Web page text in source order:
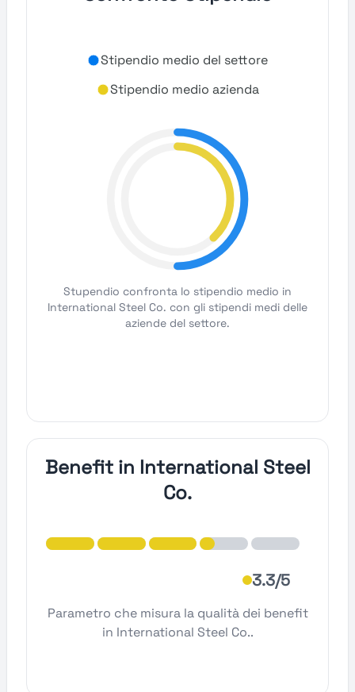
Stipendio medio del settore
Stipendio medio azienda
Stupendio confronta lo stipendio medio in
International Steel Co. con gli stipendi medi delle
aziende del settore.
Benefit in International Steel
Co.
3.3/5
Parametro che misura la qualità dei benefit
in International Steel Co..